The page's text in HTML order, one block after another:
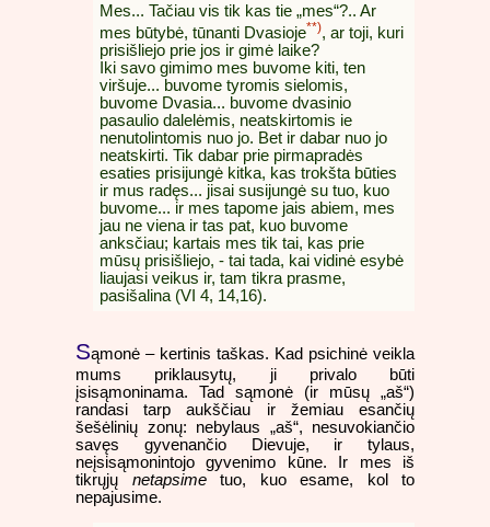
Mes... Tačiau vis tik kas tie „mes“?.. Ar
mes būtybė, tūnanti Dvasioje**), ar toji, kuri
prisišliejo prie jos ir gimė laike?
Iki savo gimimo mes buvome kiti, ten
viršuje... buvome tyromis sielomis,
buvome Dvasia... buvome dvasinio
pasaulio dalelėmis, neatskirtomis ie
nenutolintomis nuo jo. Bet ir dabar nuo jo
neatskirti. Tik dabar prie pirmapradės
esaties prisijungė kitka, kas trokšta būties
ir mus radęs... jisai susijungė su tuo, kuo
buvome... ir mes tapome jais abiem, mes
jau ne viena ir tas pat, kuo buvome
anksčiau; kartais mes tik tai, kas prie
mūsų prisišliejo, - tai tada, kai vidinė esybė
liaujasi veikus ir, tam tikra prasme,
pasišalina (VI 4, 14,16).
Sąmonė – kertinis taškas. Kad psichinė veikla
mums priklausytų, ji privalo būti
įsisąmoninama. Tad sąmonė (ir mūsų „aš“)
randasi tarp aukščiau ir žemiau esančių
šešėlinių zonų: nebylaus „aš“, nesuvokiančio
savęs gyvenančio Dievuje, ir tylaus,
neįsisąmonintojo gyvenimo kūne. Ir mes iš
tikrųjų netapsimetuo, kuo esame, kol to
nepajusime.